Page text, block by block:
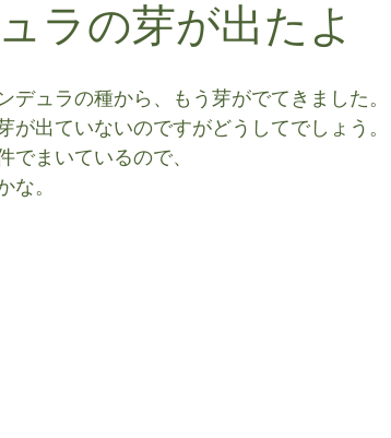
ラの芽が出たよ
デュラの種から、もう芽がでてきました。
が出ていないのですがどうしてでしょう。
でまいているので、
な。